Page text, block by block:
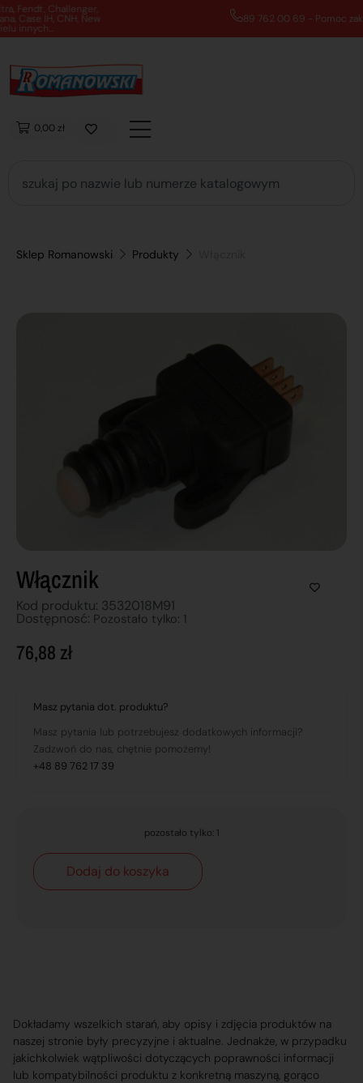
89 762 00 69 - Pomoc zakupowa 7:00 - 16:00
0,00 zł
Sklep Romanowski Produkty
Włącznik
Kod produktu: 3532018M91
Dostępnosć: Pozostało tylko: 1
76,88 zł
Masz pytania dot. produktu?
Masz pytania lub potrzebujesz dodatkowych informacji?
Zadzwoń do nas, chętnie pomożemy!
+48 89 762 17 39
pozostało tylko: 1
Dodaj do koszyka
Dokładamy wszelkich starań, aby opisy i zdjęcia produktów na
naszej stronie były precyzyjne i aktualne. Jednakże, w przypadku
jakichkolwiek wątpliwości dotyczących poprawności informacji
lub kompatybilności produktu z konkretną maszyną, gorąco